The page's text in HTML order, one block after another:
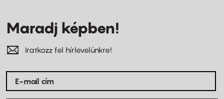
Maradj képben!
Iratkozz fel hírlevelünkre!